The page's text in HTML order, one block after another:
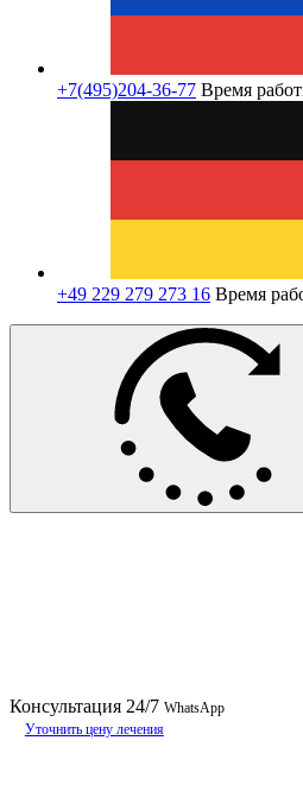
+7(495)204-36-77 Время
+49 229 279 273 16 Время
Консультация 24/7 WhatsApp
Уточнить цену лечения